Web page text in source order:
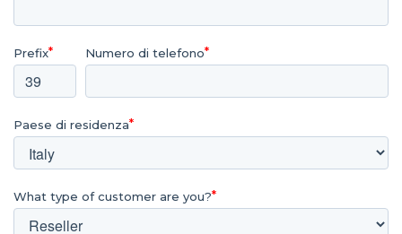
Prefix Numero di telefono
Paese di residenza
What type of customer are you?